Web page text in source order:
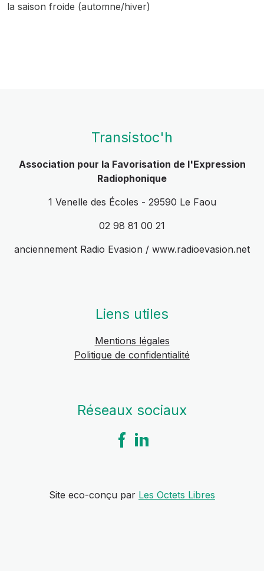
la saison froide (automne/hiver)
Transistoc'h
Association pour la Favorisation de l'Expression
Radiophonique
1 Venelle des Écoles - 29590 Le Faou
02 98 81 00 21
anciennement Radio Evasion / www.radioevasion.net
Liens utiles
Mentions légales
Politique de confidentialité
Réseaux sociaux
Site eco-conçu par Les Octets Libres